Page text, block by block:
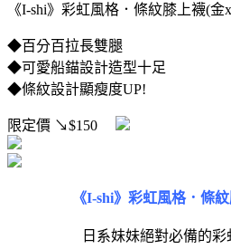
《I-shi》彩虹風格．條紋膝上襪(金
◆百分百拉長雙腿
◆可愛船錨設計造型十足
◆條紋設計顯瘦度UP!
限定價 ↘$150
《I-shi》彩虹風格．條
日系妹妹絕對必備的